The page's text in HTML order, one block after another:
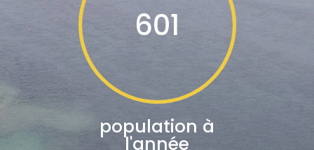
601
population à
l'année